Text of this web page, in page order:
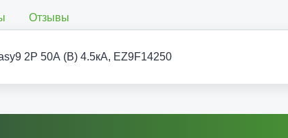
Отзывы
2P 50А (B) 4.5кА, EZ9F14250